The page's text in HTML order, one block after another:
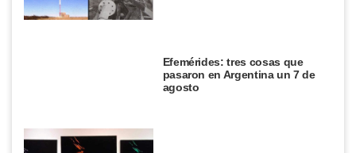
Efemérides: tres cosas que
pasaron en Argentina un 7 de
agosto